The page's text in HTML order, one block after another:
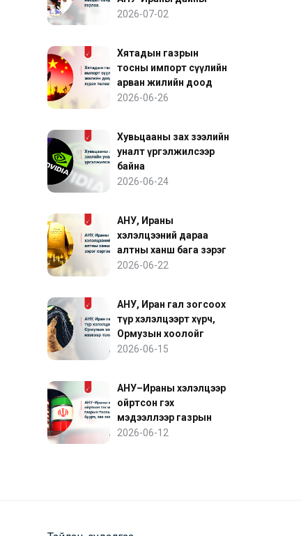
нөхцөл байдалд ахиц
2026-07-02
Хятадын газрын
тосны импорт сүүлийн
арван жилийн доод
түвшинд хүрэх
2026-06-26
Хувьцааны зах зээлийн
уналт үргэлжилсээр
байна
2026-06-24
АНУ, Ираны
хэлэлцээний дараа
алтны ханш бага зэрэг
сэргэв
2026-06-22
АНУ, Иран гал зогсоох
түр хэлэлцээрт хүрч,
Ормузын хоолойг
нээхээр тохиролцов
2026-06-15
АНУ–Ираны хэлэлцээр
ойртсон гэх
мэдээллээр газрын
тосны үнэ буурч, зах
2026-06-12